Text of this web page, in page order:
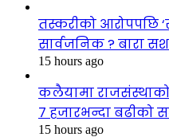
तस्करीको आरोपपछि
सार्वजनिक ? बारा
15 hours ago
कलैयामा राजसंस्थाको
७ हजारभन्दा बढीको
15 hours ago